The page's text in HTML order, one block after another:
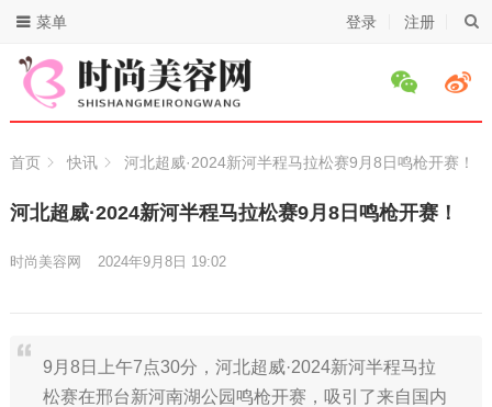
登录 注册
菜单
首页 快讯 河北超威·2024新河半程马拉松赛9月8日鸣枪开赛！
河北超威·2024新河半程马拉松赛9月8日鸣枪开赛！
时尚美容网 2024年9月8日 19:02
9月8日上午7点30分，河北超威·2024新河半程马拉
松赛在邢台新河南湖公园鸣枪开赛，吸引了来自国内